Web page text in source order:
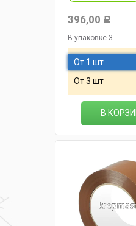
396,00 Р
В упаковке 3
От 1 шт
От 3 шт
В